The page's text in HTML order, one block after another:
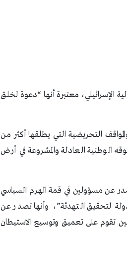
الإسرائيلي، معتبرة أنها “دعوة لخلق
التحريضية التي يطلقها أكثر من
الوطنية العادلة والمشروعة في أرض
عن مسؤولين في قمة الهرم السياسي
لتحقيق التهدئة”، وأنها تصدر عن
تقوم على تعميق وتوسيع الاستيطان